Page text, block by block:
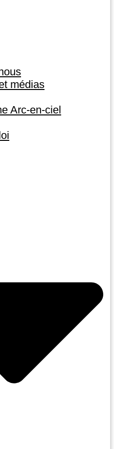
médias
Arc-en-ciel